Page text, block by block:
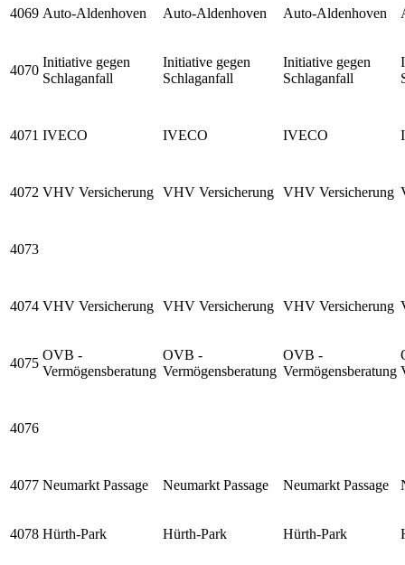
4069 Auto-Aldenhoven Auto-Aldenhoven Auto-Aldenhoven
4070
Initiative gegen
Schlaganfall
Initiative gegen
Schlaganfall
Initiative gegen
Schlaganfall
4071 IVECO IVECO IVECO
4072 VHV Versicherung VHV Versicherung VHV Versicherung
4073
4074 VHV Versicherung VHV Versicherung VHV Versicherung
4075
OVB -
Vermögensberatung
OVB -
Vermögensberatung
OVB -
Vermögensberatung
4076
4077 Neumarkt Passage Neumarkt Passage Neumarkt Passage
4078 Hürth-Park Hürth-Park Hürth-Park